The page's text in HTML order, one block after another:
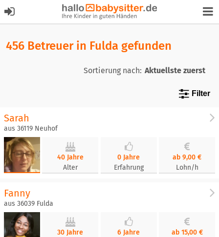
456 Betreuer in Fulda gefunden
Sortierung nach:
Filter
Sarah
aus 36119 Neuhof
40 Jahre
Alter
0 Jahre
Erfahrung
ab 9,00 €
Lohn/h
Fanny
aus 36039 Fulda
30 Jahre
6 Jahre
ab 15,00 €